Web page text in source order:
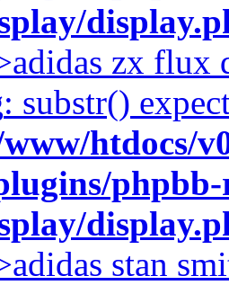
zx flux
: substr()
htdocs/
phpbb-
stan